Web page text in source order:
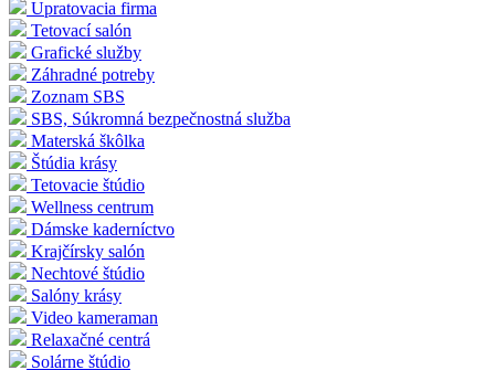
Upratovacia firma
Tetovací salón
Grafické služby
Záhradné potreby
Zoznam SBS
SBS, Súkromná bezpečnostná služba
Materská škôlka
Štúdia krásy
Tetovacie štúdio
Wellness centrum
Dámske kaderníctvo
Krajčírsky salón
Nechtové štúdio
Salóny krásy
Video kameraman
Relaxačné centrá
Solárne štúdio